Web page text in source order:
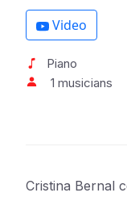
Video
Piano
1 musicians
Cristina Bernal